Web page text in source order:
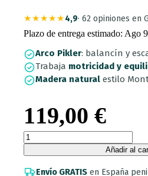
★★★★★4,9· 62 opiniones en
Plazo de entrega estimado: Ago
Arco Pikler: balancín y
Trabaja motricidad y
Madera natural estilo
119,00€
Arco
Pikler
Montessori
de
Añadir al
Envío GRATIS en España